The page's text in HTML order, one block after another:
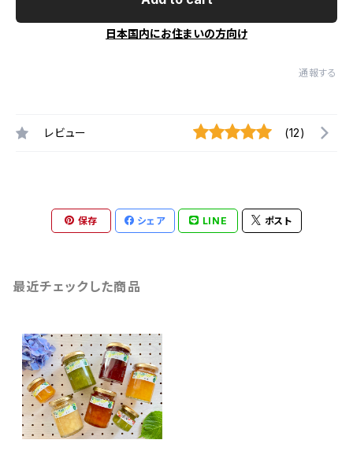
日本国内にお住まいの方向け
通報する
レビュー (12)
保存 シェア LINE ポスト
最近チェックした商品